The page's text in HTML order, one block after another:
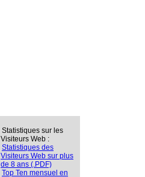
Statistiques sur les
Visiteurs Web :
Statistiques des
Visiteurs Web sur plus
de 8 ans (.PDF)
Top Ten mensuel en